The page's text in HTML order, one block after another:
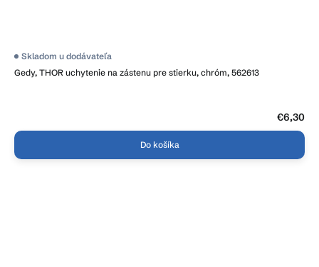
Gedy, THOR uchytenie na zástenu pre stierku, chróm, 562613
Skladom u dodávateľa
€6,30
Do košíka